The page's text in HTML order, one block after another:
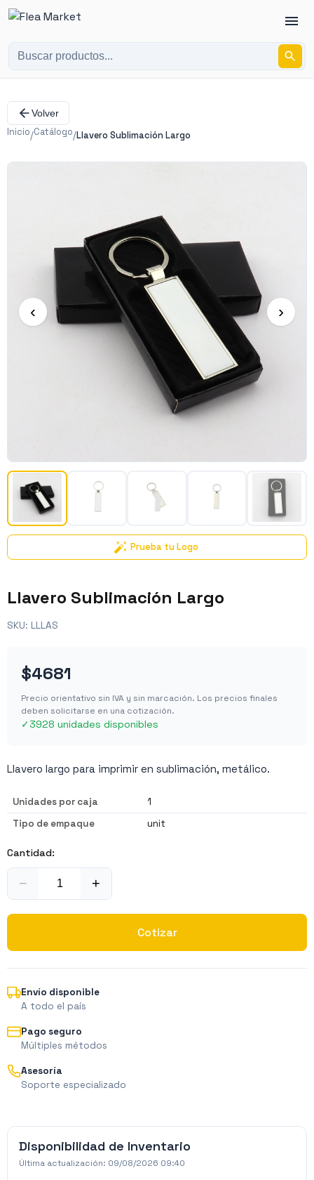
Volver
Inicio/Catálogo/Llavero Sublimación Largo
‹ ›
Prueba tu Logo
Llavero Sublimación Largo
SKU: LLLAS
$4681
Precio orientativo sin IVA y sin marcación. Los precios finales
deben solicitarse en una cotización.
✓3928 unidades disponibles
Llavero largo para imprimir en sublimación, metálico.
Unidades por caja
1
Tipo de empaque
unit
Cantidad:
− +
Cotizar
Envío disponible
A todo el país
Pago seguro
Múltiples métodos
Asesoría
Soporte especializado
Disponibilidad de Inventario
Última actualización: 09/08/2026 09:40